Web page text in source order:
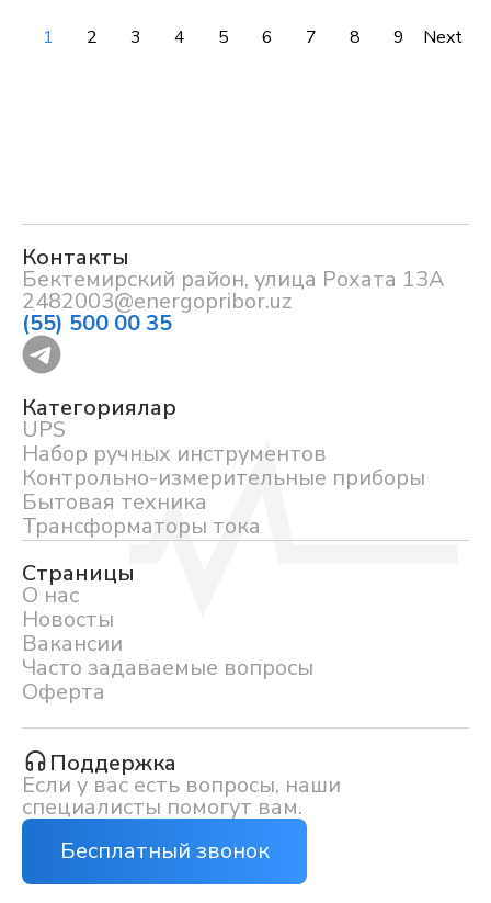
1 2 3 4 5 6 7 8 9 Next
Контакты
Бектемирский район, улица Рохата 13А
2482003@energopribor.uz
(55) 500 00 35
Категориялар
UPS
Набор ручных инструментов
Контрольно-измерительные приборы
Бытовая техника
Трансформаторы тока
Страницы
О нас
Новосты
Вакансии
Часто задаваемые вопросы
Оферта
Поддержка
Если у вас есть вопросы, наши
специалисты помогут вам.
Бесплатный звонок